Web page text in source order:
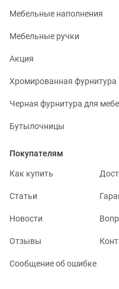
Мебельные наполнения
Мебельные ручки
Акция
Хромированная фурнитура
Черная фурнитура для
Бутылочницы
Покупателям
Как купить
Статьи
Новости
Отзывы
Сообщение об ошибке